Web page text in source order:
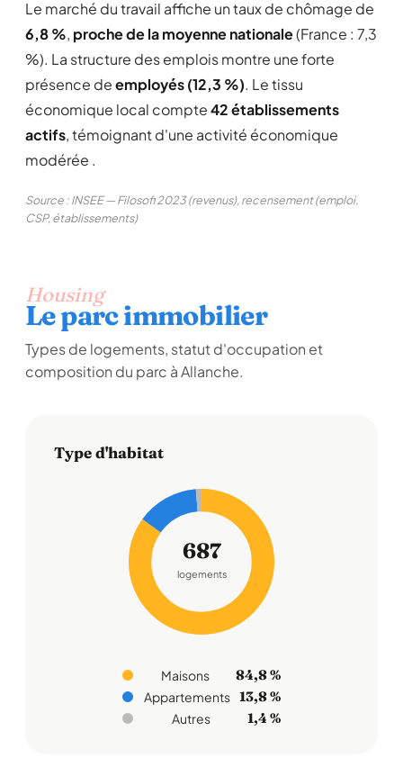
Le marché du travail affiche un taux de chômage de
6,8 %, proche de la moyenne nationale(France : 7,3
%). La structure des emplois montre une forte
présence deemployés (12,3 %). Le tissu
économique local compte42 établissements
actifs, témoignant d'une activité économique
modérée .
Source : INSEE — Filosofi 2023 (revenus), recensement (emploi,
CSP, établissements)
Housing
Le parc immobilier
Types de logements, statut d'occupation et
composition du parc à Allanche.
Type d'habitat
687
logements
Maisons 84,8 %
Appartements 13,8 %
Autres 1,4 %